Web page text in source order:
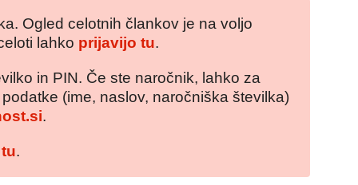
Ogled celotnih člankov je na voljo
lahko prijavijo tu.
in PIN. Če ste naročnik, lahko za
(ime, naslov, naročniška številka)
.
.